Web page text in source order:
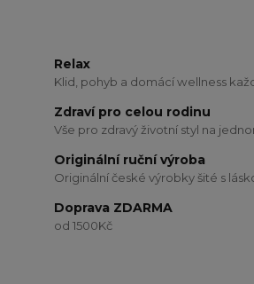
Relax
Klid, pohyb a domácí wellness
Zdraví pro celou rodinu
Vše pro zdravý životní styl na
Originální ruční výroba
Originální české výrobky šité s
Doprava ZDARMA
od 1500Kč